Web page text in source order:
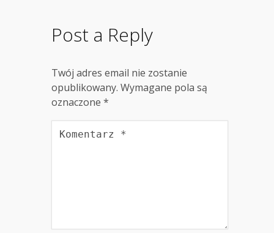
Post a Reply
Twój adres email nie zostanie
opublikowany. Wymagane pola są
oznaczone *